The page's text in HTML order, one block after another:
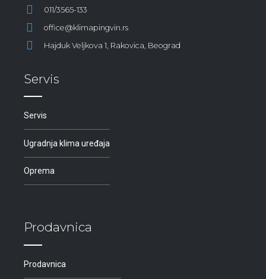
011/3565-133
office@klimapingvin.rs
Hajduk Veljkova 1, Rakovica, Beograd
Servis
Servis
Ugradnja klima uređaja
Oprema
Prodavnica
Prodavnica